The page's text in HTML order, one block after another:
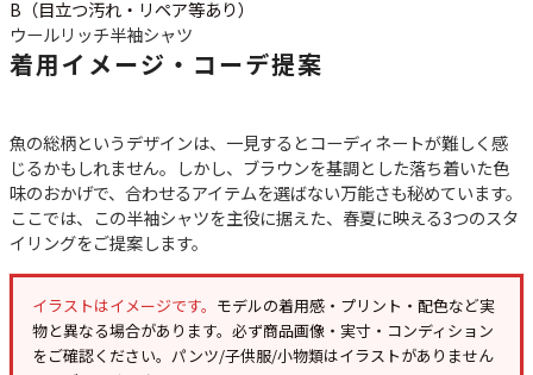
お客様の声
レビュー1万件突破
お気に入りリスト
メルマガ登録
会社概要
店舗一覧
古着卸売
特定商取引法に基づく表示
プライバシーポリシー
お問い合わせ
B（目立つ汚れ・リペア等あり）
ウールリッチ半袖シャツ
着用イメージ・コーデ提案
魚の総柄というデザインは、一見するとコーディネートが難しく感
じるかもしれません。しかし、ブラウンを基調とした落ち着いた色
味のおかげで、合わせるアイテムを選ばない万能さも秘めています。
ここでは、この半袖シャツを主役に据えた、春夏に映える3つのスタ
イリングをご提案します。
イラストはイメージです。 モデルの着用感・プリント・配色など実
物と異なる場合があります。必ず商品画像・実寸・コンディション
をご確認ください。パンツ/子供服/小物類はイラストがありません